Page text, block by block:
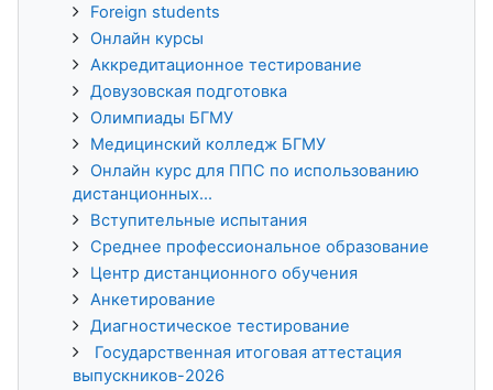
Foreign students
Онлайн курсы
Аккредитационное тестирование
Довузовская подготовка
Олимпиады БГМУ
Медицинский колледж БГМУ
Онлайн курс для ППС по использованию
дистанционных...
Вступительные испытания
Среднее профессиональное образование
Центр дистанционного обучения
Анкетирование
Диагностическое тестирование
Государственная итоговая аттестация
выпускников-2026